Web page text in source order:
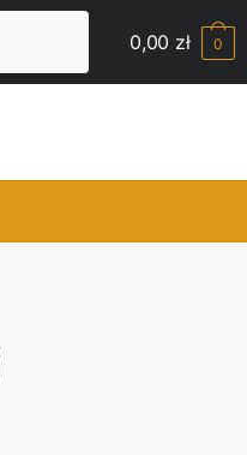
0,00 zł 0